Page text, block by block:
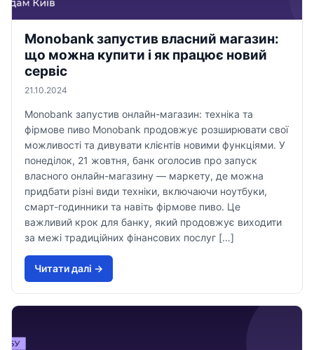
Monobank запустив власний магазин:
що можна купити і як працює новий
сервіс
21.10.2024
Monobank запустив онлайн-магазин: техніка та
фірмове пиво Monobank продовжує розширювати свої
можливості та дивувати клієнтів новими функціями. У
понеділок, 21 жовтня, банк оголосив про запуск
власного онлайн-магазину — маркету, де можна
придбати різні види техніки, включаючи ноутбуки,
смарт-годинники та навіть фірмове пиво. Це
важливий крок для банку, який продовжує виходити
за межі традиційних фінансових послуг […]
Читати далi →